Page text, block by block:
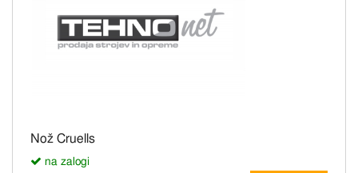
Nož Cruells
na zalogi